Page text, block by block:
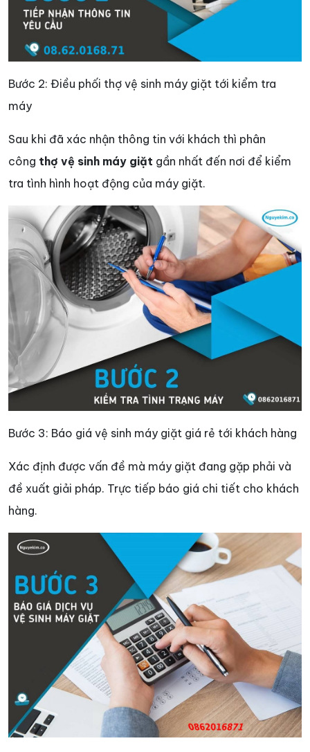
Bước 2: Điều phối thợ vệ sinh máy giặt tới kiểm tra
máy
Sau khi đã xác nhận thông tin với khách thì phân
công thợ vệ sinh máy giặt gần nhất đến nơi để kiểm
tra tình hình hoạt động của máy giặt.
Bước 3: Báo giá vệ sinh máy giặt giá rẻ tới khách hàng
Xác định được vấn đề mà máy giặt đang gặp phải và
đề xuất giải pháp. Trực tiếp báo giá chi tiết cho khách
hàng.